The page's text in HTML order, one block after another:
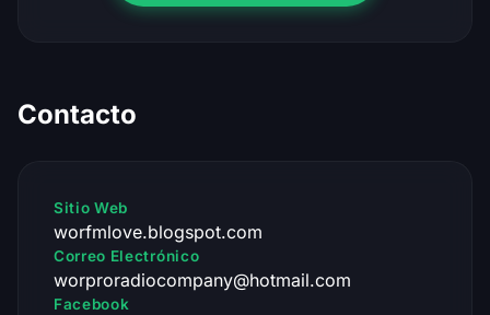
Contacto
Sitio Web
worfmlove.blogspot.com
Correo Electrónico
worproradiocompany@hotmail.com
Facebook